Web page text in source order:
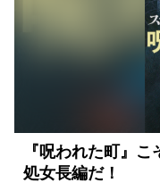
『呪われた町』こ
処女長編だ！